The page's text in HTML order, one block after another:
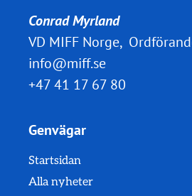
Conrad Myrland
VD MIFF Norge,
info@miff.se
+47 41 17 67 80
Genvägar
Startsidan
Alla nyheter